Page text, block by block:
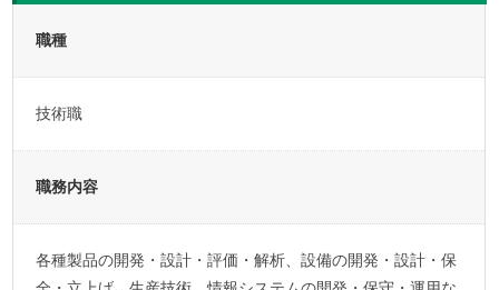
職種
技術職
職務内容
各種製品の開発・設計・評価・解析、設備の開発・設計・保